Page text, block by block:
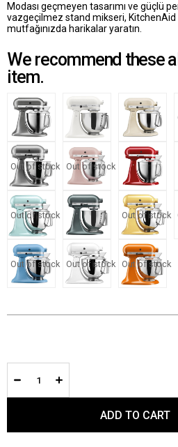
Modası geçmeyen tasarımı ve güçlü
vazgeçilmez stand mikseri,
mutfağınızda harikalar yaratın.
We recommend these
item.
Out of stock Out of stock
Out of stock Out of stock
Out of stock Out of stock Out of stock